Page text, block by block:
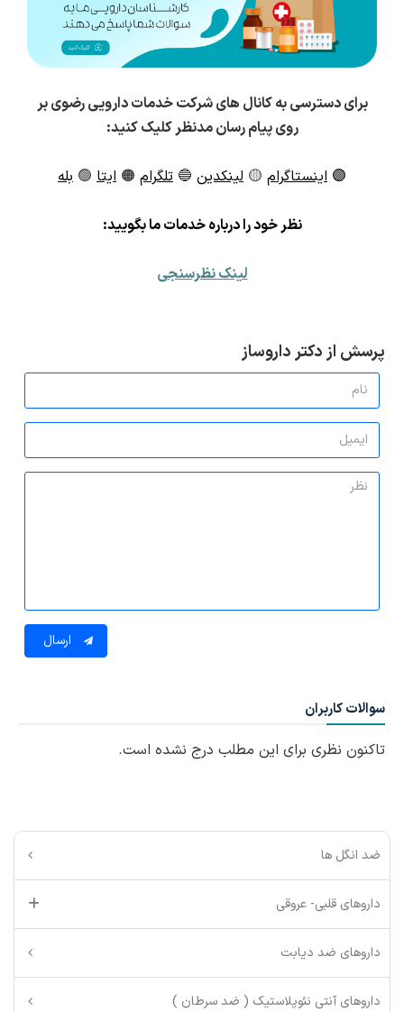
برای دسترسی به کانال های شرکت خدمات دارویی رضوی بر
روی پیام رسان مدنظر کلیک کنید:
🟣 اینستاگرام 🟡 لینکدین 🔵 تلگرام 🟠 ایتا 🟢 بله
نظر خود را درباره خدمات ما بگویید:
لینک نظرسنجی
پرسش از دکتر داروساز
ارسال
سوالات کاربران
تاکنون نظری برای این مطلب درج نشده است.
ضد انگل ها
داروهای قلبی- عروقی
داروهای ضد دیابت
داروهای آنتی نئوپلاستیک ( ضد سرطان )